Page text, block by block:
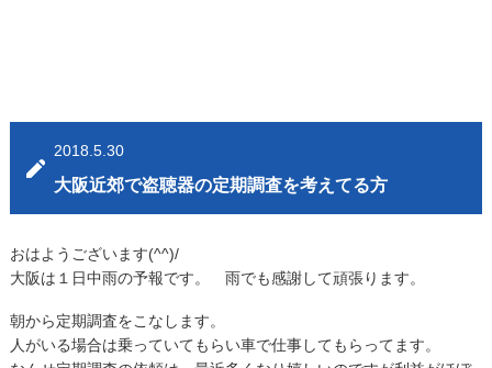
2018.5.30
大阪近郊で盗聴器の定期調査を考えてる方
おはようございます(^^)/
大阪は１日中雨の予報です。 雨でも感謝して頑張ります。
朝から定期調査をこなします。
人がいる場合は乗っていてもらい車で仕事してもらってます。